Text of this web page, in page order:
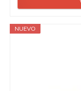
NUEVO